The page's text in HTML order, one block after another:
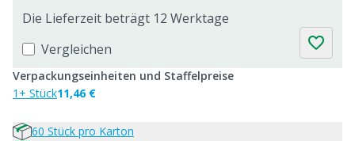
Die Lieferzeit beträgt 12 Werktage
Vergleichen
Verpackungseinheiten und Staffelpreise
1+ Stück11,46 €
60 Stück pro Karton